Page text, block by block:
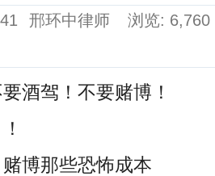
邢环中律师 浏览: 6,760
酒驾！不要赌博！
博那些恐怖成本